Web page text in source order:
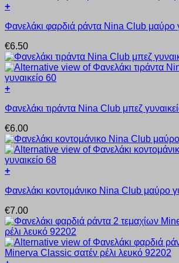
+
το
έχει
πολλαπλές
παραλλαγές.
Οι
επιλογές
να
στη
σελίδα
του
προϊόντος
Φανελάκι φαρδιά ράντα Nina Club μαύρο
€6.50
+
το
έχει
πολλαπλές
παραλλαγές.
Οι
επιλογές
να
στη
σελίδα
του
προϊόντος
Φανελάκι τιράντα Nina Club μπεζ
€6.00
+
το
έχει
πολλαπλές
παραλλαγές.
Οι
επιλογές
Φανελάκι κοντομάνικο Nina Club μαύρο
€7.00